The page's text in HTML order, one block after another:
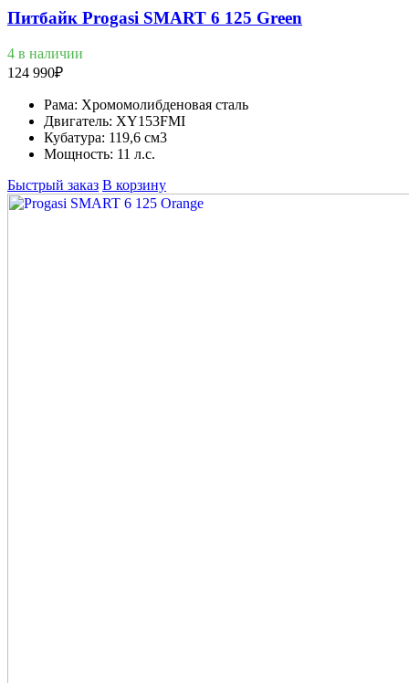
Питбайк Progasi SMART 6 125 Green
4 в наличии
124 990₽
Рама: Хромомолибденовая сталь
Двигатель: XY153FMI
Кубатура: 119,6 см3
Мощность: 11 л.с.
Быстрый заказ В корзину